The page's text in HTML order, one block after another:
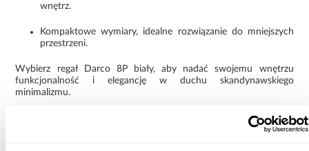
wnętrz.
Kompaktowe wymiary, idealne rozwiązanie do mniejszych
przestrzeni.
Wybierz regał Darco 8P biały, aby nadać swojemu wnętrzu
funkcjonalność i elegancję w duchu skandynawskiego
minimalizmu.
Informacje o produkcie